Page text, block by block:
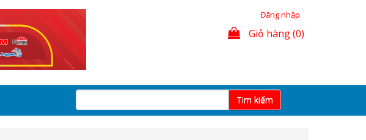
Đăng nhập
Giỏ hàng (0)
Tim kiếm